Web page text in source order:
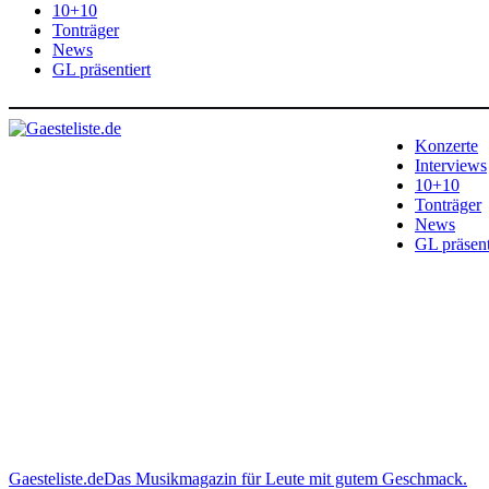
10+10
Tonträger
News
GL präsentiert
Konzerte
Interviews
10+10
Tonträger
News
GL
Gaesteliste.deDas Musikmagazin für Leute mit gutem Geschmack.